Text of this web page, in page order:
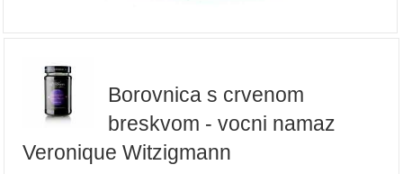
Borovnica s crvenom
breskvom - vocni namaz
Veronique Witzigmann